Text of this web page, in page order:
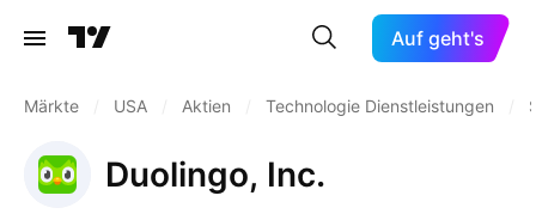
Auf geht's
Märkte USA Aktien Technologie Dienstleistungen
Duolingo, Inc.